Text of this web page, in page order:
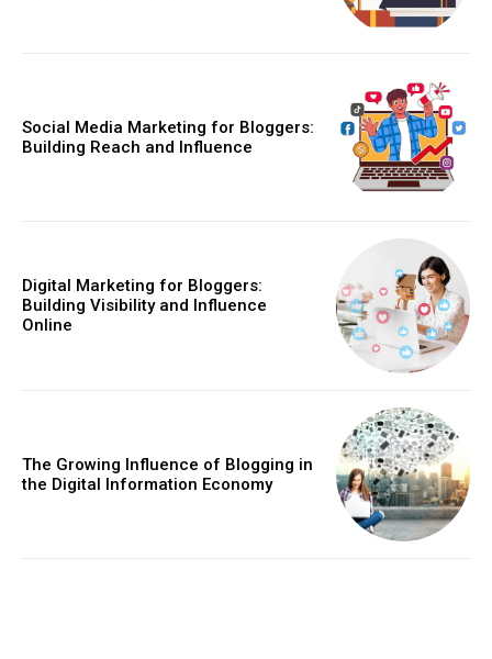
Social Media Marketing for Bloggers:
Building Reach and Influence
Digital Marketing for Bloggers:
Building Visibility and Influence
Online
The Growing Influence of Blogging in
the Digital Information Economy